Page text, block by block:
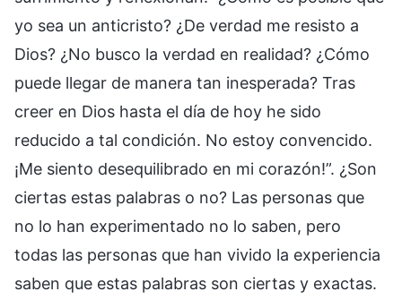
yo sea un anticristo? ¿De verdad me resisto a
Dios? ¿No busco la verdad en realidad? ¿Cómo
puede llegar de manera tan inesperada? Tras
creer en Dios hasta el día de hoy he sido
reducido a tal condición. No estoy convencido.
¡Me siento desequilibrado en mi corazón!”. ¿Son
ciertas estas palabras o no? Las personas que
no lo han experimentado no lo saben, pero
todas las personas que han vivido la experiencia
saben que estas palabras son ciertas y exactas.